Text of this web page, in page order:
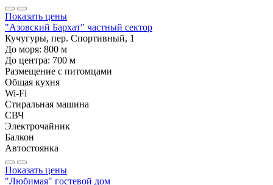
Показать цены
"Азовский Бархат" частный сектор
Кучугуры, пер. Спортивный, 1
До моря: 800 м
До центра: 700 м
Размещение с питомцами
Общая кухня
Wi-Fi
Стиральная машина
СВЧ
Электрочайник
Балкон
Автостоянка
Показать цены
"Любимая" гостевой дом